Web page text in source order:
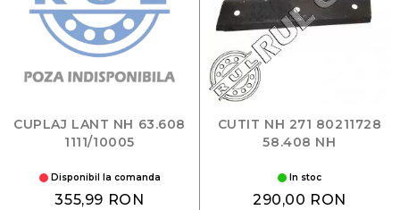
CUPLAJ LANT NH 63.608
1111/10005
Disponibil la comanda
355,99 RON
CUTIT NH 271 80211728
58.408 NH
In stoc
290,00 RON